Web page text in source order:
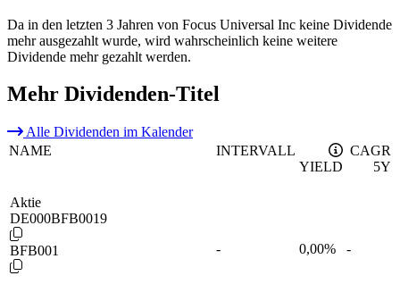
Da in den letzten 3 Jahren von Focus Universal Inc keine Dividende
mehr ausgezahlt wurde, wird wahrscheinlich keine weitere
Dividende mehr gezahlt werden.
Mehr Dividenden-Titel
Alle Dividenden im Kalender
NAME
INTERVALL
YIELD
CAGR
5Y
Aktie
DE000BFB0019
BFB001 - 0,00% -